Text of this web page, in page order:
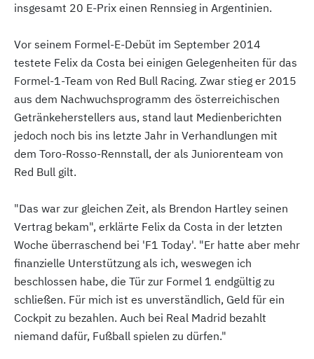
insgesamt 20 E-Prix einen Rennsieg in Argentinien.
Vor seinem Formel-E-Debüt im September 2014
testete Felix da Costa bei einigen Gelegenheiten für das
Formel-1-Team von Red Bull Racing. Zwar stieg er 2015
aus dem Nachwuchsprogramm des österreichischen
Getränkeherstellers aus, stand laut Medienberichten
jedoch noch bis ins letzte Jahr in Verhandlungen mit
dem Toro-Rosso-Rennstall, der als Juniorenteam von
Red Bull gilt.
"Das war zur gleichen Zeit, als Brendon Hartley seinen
Vertrag bekam", erklärte Felix da Costa in der letzten
Woche überraschend bei 'F1 Today'. "Er hatte aber mehr
finanzielle Unterstützung als ich, weswegen ich
beschlossen habe, die Tür zur Formel 1 endgültig zu
schließen. Für mich ist es unverständlich, Geld für ein
Cockpit zu bezahlen. Auch bei Real Madrid bezahlt
niemand dafür, Fußball spielen zu dürfen."